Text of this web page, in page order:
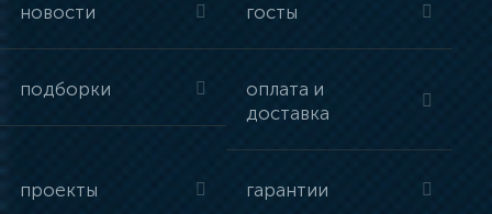
новости госты
подборки
оплата и
доставка
проекты гарантии